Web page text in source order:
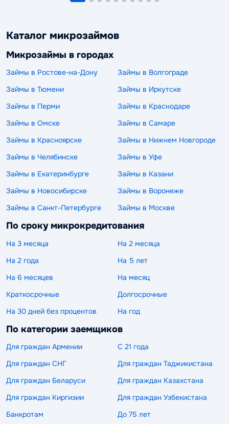
Каталог микрозаймов
Микрозаймы в городах
Займы в Ростове-на-Дону
Займы в Волгограде
Займы в Тюмени
Займы в Иркутске
Займы в Перми
Займы в Краснодаре
Займы в Омске
Займы в Самаре
Займы в Красноярске
Займы в Нижнем Новгороде
Займы в Челябинске
Займы в Уфе
Займы в Екатеринбурге
Займы в Казани
Займы в Новосибирске
Займы в Воронеже
Займы в Санкт-Петербурге
Займы в Москве
По сроку микрокредитования
На 3 месяца
На 2 месяца
На 2 года
На 5 лет
На 6 месяцев
На месяц
Краткосрочные
Долгосрочные
На 30 дней без процентов
На год
По категории заемщиков
Для граждан Армении
С 21 года
Для граждан СНГ
Для граждан Таджикистана
Для граждан Беларуси
Для граждан Казахстана
Для граждан Киргизии
Для граждан Узбекистана
Банкротам
До 75 лет